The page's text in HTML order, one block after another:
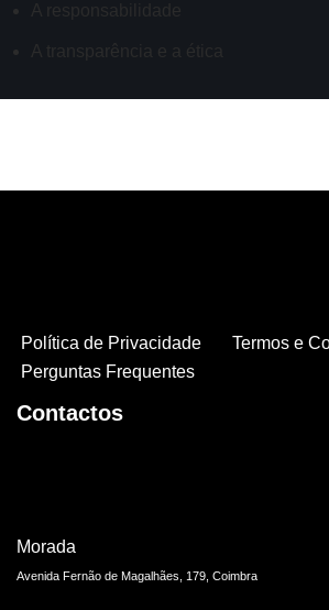
A responsabilidade
A transparência e a ética
Política de Privacidade
Termos e
Perguntas Frequentes
Contactos
Morada
Avenida Fernão de Magalhães, 179, Coimbra